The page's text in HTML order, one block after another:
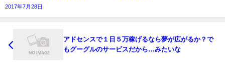
2017年7月28日
アドセンスで１日５万稼げるなら夢が広がるか？で
もグーグルのサービスだから…みたいな